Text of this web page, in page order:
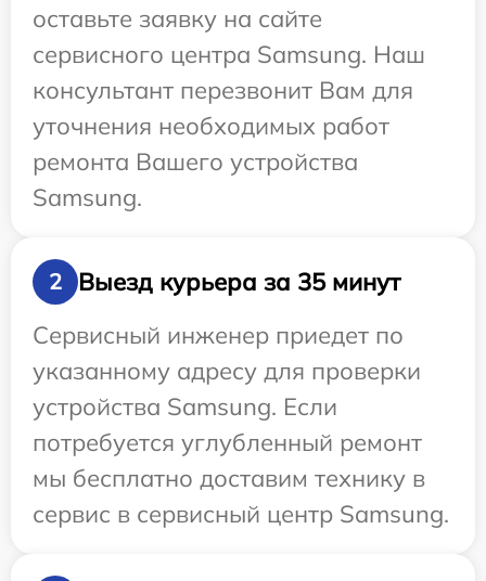
оставьте заявку на сайте
сервисного центра Samsung. Наш
консультант перезвонит Вам для
уточнения необходимых работ
ремонта Вашего устройства
Samsung.
2
Выезд курьера за 35 минут
Сервисный инженер приедет по
указанному адресу для проверки
устройства Samsung. Если
потребуется углубленный ремонт
мы бесплатно доставим технику в
сервис в сервисный центр Samsung.